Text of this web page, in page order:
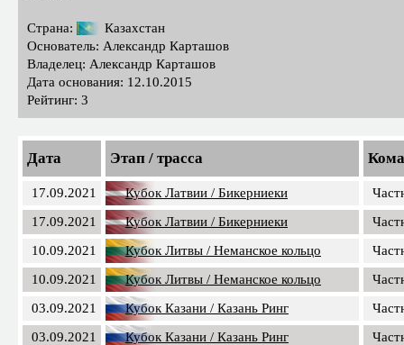
Страна:
Казахстан
Основатель: Александр Карташов
Владелец: Александр Карташов
Дата основания: 12.10.2015
Рейтинг: 3
Дата Этап / трасса
17.09.2021 Кубок Латвии / Бикерниеки
17.09.2021
Кубок Латвии / Бикерниеки
10.09.2021
Кубок Литвы / Неманское кольцо
10.09.2021
Кубок Литвы / Неманское кольцо
03.09.2021
Кубок Казани / Казань Ринг
03.09.2021
Кубок Казани / Казань Ринг